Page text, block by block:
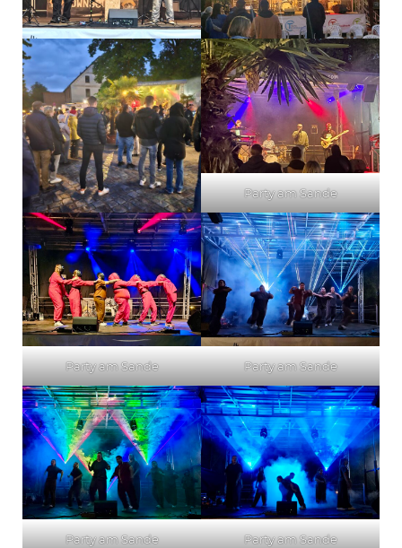
Party am Sande
Party am Sande Party am Sande
Party am Sande Party am Sande